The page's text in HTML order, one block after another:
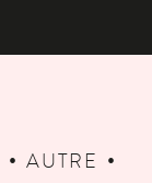
AUTRE